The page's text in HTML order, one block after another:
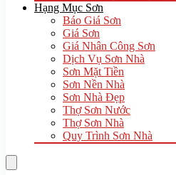
Hạng Mục Sơn
Báo Giá Sơn
Giá Sơn
Giá Nhân Công Sơn
Dịch Vụ Sơn Nhà
Sơn Mặt Tiền
Sơn Nền Nhà
Sơn Nhà Đẹp
Thợ Sơn Nước
Thợ Sơn Nhà
Quy Trình Sơn Nhà